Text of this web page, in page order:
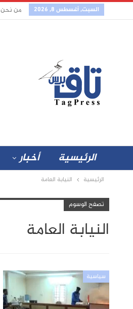
السبت, أغسطس 8, 2026 من نحن
الرئيسية أخبار
الرئيسية النيابة العامة
تصفح الوسوم
النيابة العامة
سياسية